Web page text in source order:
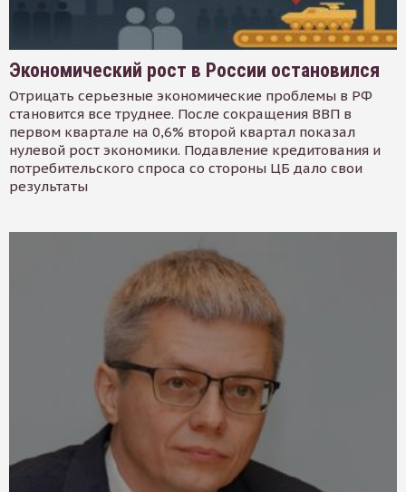
Экономический рост в России остановился
Отрицать серьезные экономические проблемы в РФ
становится все труднее. После сокращения ВВП в
первом квартале на 0,6% второй квартал показал
нулевой рост экономики. Подавление кредитования и
потребительского спроса со стороны ЦБ дало свои
результаты